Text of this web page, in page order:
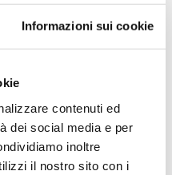
Informazioni sui cookie
contenuti ed
dei social media e per
inoltre
il nostro sito con i